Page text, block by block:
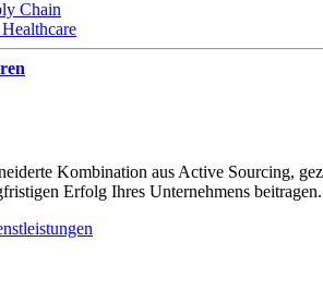
Chain
Kombination aus Active Sourcing,
Erfolg Ihres Unternehmens beitragen.